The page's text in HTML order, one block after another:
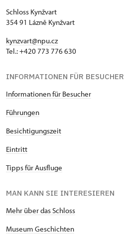
Schloss Kynžvart
354 91 Lázně Kynžvart
kynzvart@npu.cz
Tel.: +420 773 776 630
INFORMATIONEN FÜR BESUCHER
Informationen für Besucher
Führungen
Besichtigungszeit
Eintritt
Tipps für Ausfluge
MAN KANN SIE INTERESIEREN
Mehr über das Schloss
Museum Geschichten